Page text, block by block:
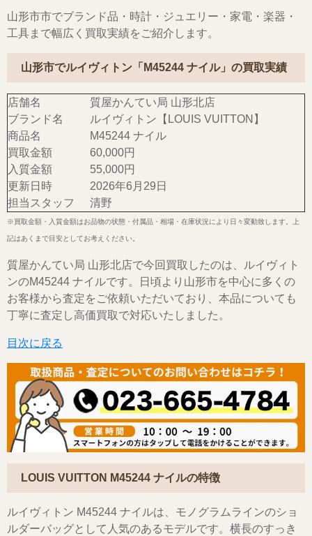
山形市市でブランド品・時計・ジュエリー・家電・楽器・
工具まで幅広く買取実績をご紹介します。
山形市でルイヴィトン「M45244 ナイル」の買取実績
店舗名
質屋かんてい局 山形北店
ブランド名
ルイヴィトン【LOUIS VUITTON】
商品名
M45244 ナイル
買取金額
60,000円
入質金額
55,000円
更新日時
2026年6月29日
担当スタッフ
清野
※買取金額・入質金額はお品物の状態・付属品・相場・在庫状況により日々変動致します。上
記はあくまで目安としてお考えください。
質屋かんてい局 山形北店で今回買取したのは、ルイヴィト
ンのM45244 ナイルです。日頃より山形市を中心に多くの
お客様から査定をご依頼いただいており、本品についても
丁寧に査定し高価買取で対応いたしました。
目次に戻る
LOUIS VUITTON M45244 ナイルの特徴
ルイヴィトン M45244 ナイルは、モノグラムラインのショ
ルダーバッグとして人気のあるモデルです。横長のすっき